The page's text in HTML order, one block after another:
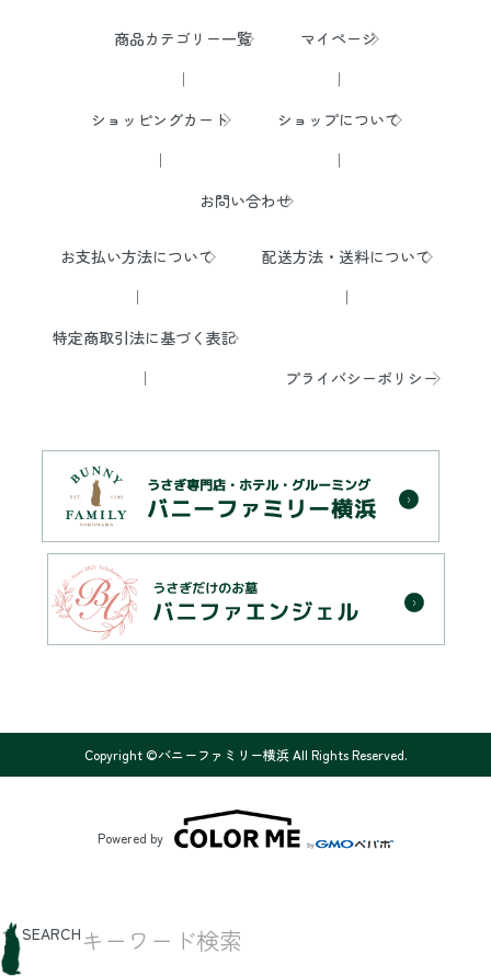
商品カテゴリー一覧 マイページ
ショッピングカート ショップについて
お問い合わせ
お支払い方法について 配送方法・送料について
特定商取引法に基づく表記
プライバシーポリシー
Copyright ©バニーファミリー横浜 All Rights Reserved.
Powered by
SEARCH キーワード検索